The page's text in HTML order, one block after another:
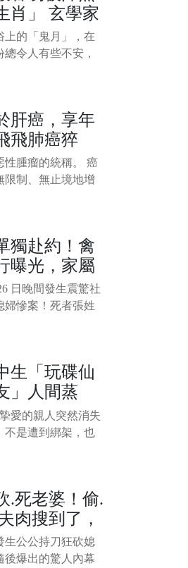
星期日晚入院，在
和最好的朋友
肖」 玄學家
「兇上加
上的「鬼月」，在
令人有些不安，
有，遵從老祖宗
還能帶來好運。
盤點在鬼月容易被
趕緊來看看吧！
有你的生肖。 1/6
肝癌，享年
飛肺癌猝
歲！「這10
不碰就不碰
性腫瘤的統稱。 癌
限制、無止境地增
營養物質被大量
狀；癌細胞還可
生長繁殖，導致人
貧血、食欲不振、
臟器功能受損等
獨赴約！禽
曝光，家屬
被騷擾經
日晚間發生震驚社
婦慘案！死者張姓
婆住處接 4 歲女
弟獨家接受採訪，
公如何點名要求姊
質疑根本是精心
。 更令人不寒而慄
後發現
生「玩碟仙
」人間蒸
「家屬收到
徹底崩潰
愛的親人突然消失
不是遭到綁架，也
而是就這樣失蹤
中，一個女孩備
失蹤了14年，但是
始終沒有消息，
是遺留在書包中的
光，震驚當地人，
.死老婆！偷.
肉搜到了，
光
生公公持刀狂砍媳
後爆出的驚人內幕